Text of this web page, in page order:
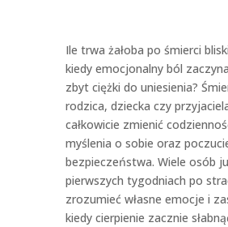
Ile trwa żałoba po śmierci
kiedy emocjonalny ból
zbyt ciężki do uniesienia?
rodzica, dziecka czy
całkowicie zmienić
myślenia o sobie oraz
bezpieczeństwa. Wiele osób
pierwszych tygodniach po
zrozumieć własne emocje i
kiedy cierpienie zacznie